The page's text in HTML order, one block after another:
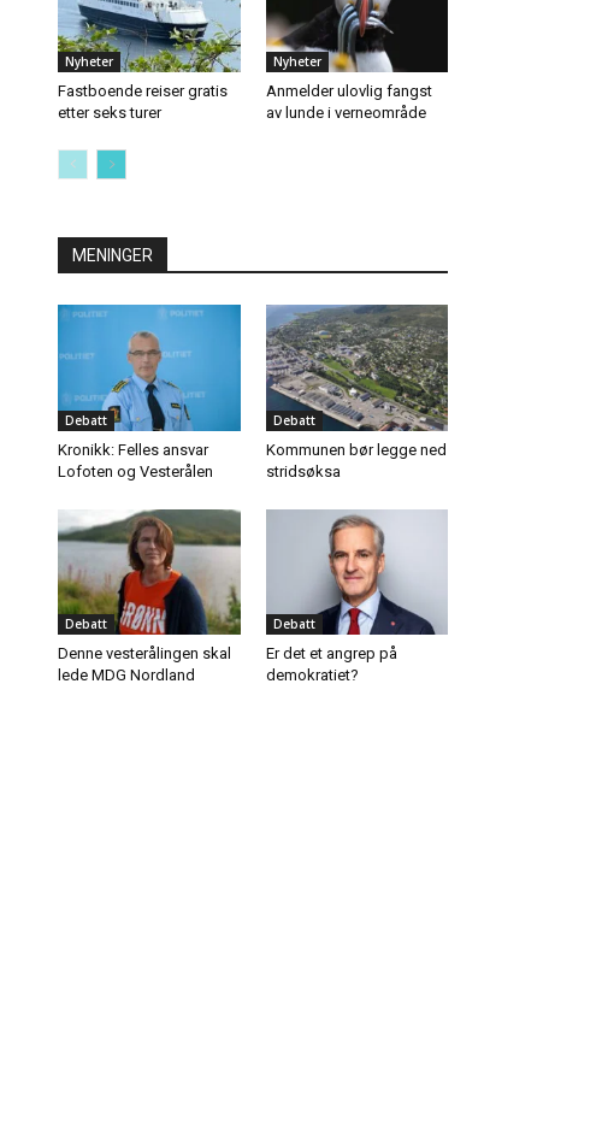
Nyheter
Fastboende reiser gratis
etter seks turer
Nyheter
Anmelder ulovlig fangst
av lunde i verneområde
MENINGER
Debatt
Kronikk: Felles ansvar
Lofoten og Vesterålen
Debatt
Kommunen bør legge ned
stridsøksa
Debatt
Denne vesterålingen skal
lede MDG Nordland
Debatt
Er det et angrep på
demokratiet?